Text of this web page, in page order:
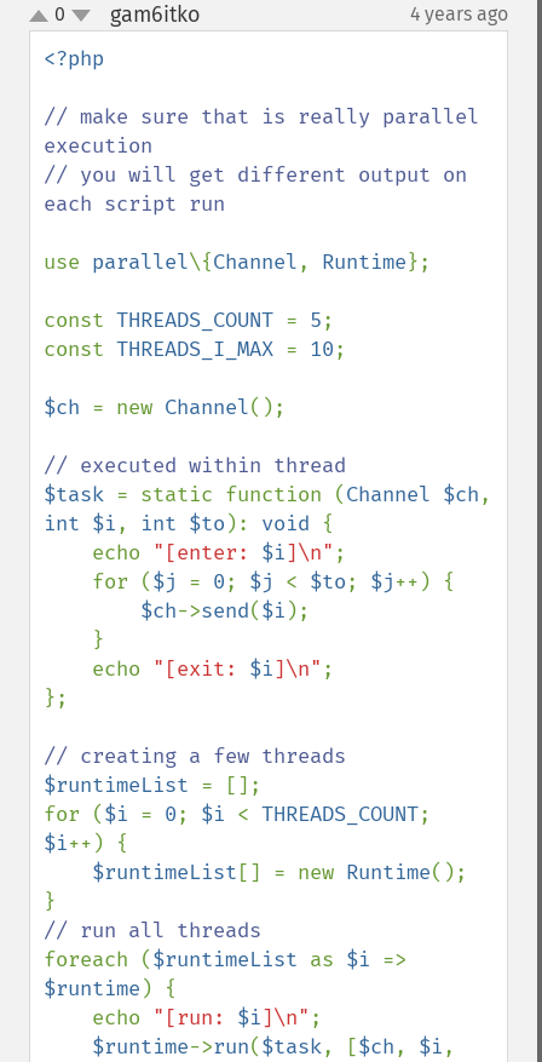
up
down
0 gam6itko¶ 4 years ago
<?php
// make sure that is really parallel
execution
// you will get different output on
each script run
use parallel\{Channel, Runtime};
const THREADS_COUNT = 5;
const THREADS_I_MAX = 10;
$ch = new Channel();
$task = static function (Channel $ch
int $i, int $to ): void {
    echo
"[enter: $i]\n" ;
    for (
$j = 0; $j < $to; $j++) {
$ch->send($i );
    echo
"[exit: $i]\n" ;
};
$runtimeList = [];
for ($i = 0; $i < THREADS_COUNT
$i++) {
$runtimeList [] = new Runtime();
foreach ($runtimeList as $i
$runtime ) {
    echo
"[run: $i]\n" ;
$runtime->run($task, [$ch, $i